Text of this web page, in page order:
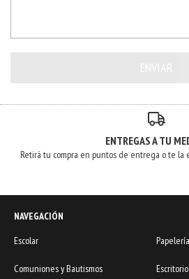
ENTREGAS A TU
Retirá tu compra en puntos de entrega o te la
NAVEGACIÓN
Escolar
Comuniones y Bautismos Escritorio